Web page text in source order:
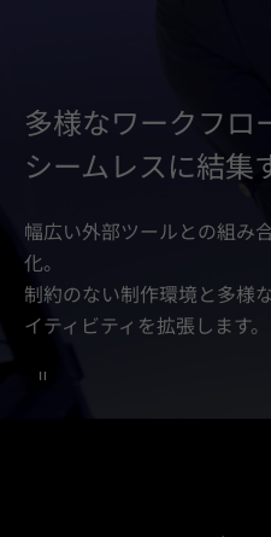
多様なワークフロ
シームレスに結集
幅広い外部ツールとの組み
化。
制約のない制作環境と多様
イティビティを拡張します。